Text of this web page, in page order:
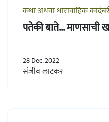
कथा अथवा धारावाहिक
पतेकी बाते... माणसाची
28 Dec. 2022
संजीव लाटकर